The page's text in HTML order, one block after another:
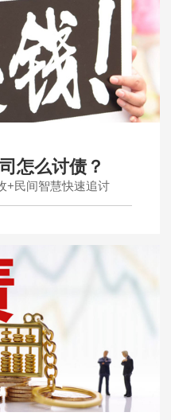
怎么讨债？
+民间智慧快速追讨